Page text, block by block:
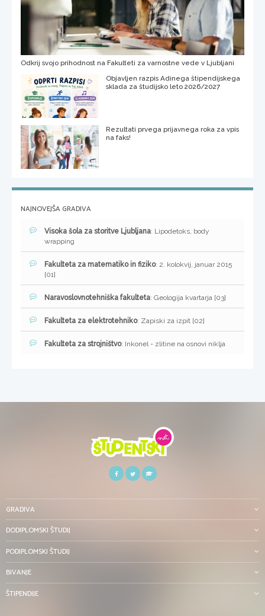
Odkrij svojo prihodnost na Fakulteti za varnostne vede v Ljubljani
Objavljen razpis Adinega štipendijskega
sklada za študijsko leto 2026/2027
Rezultati prvega prijavnega roka za vpis
na faks!
NAJNOVEJŠA GRADIVA
Visoka šola za storitve Ljubljana: Lipodetoks, body
wrapping
Fakulteta za matematiko in fiziko: 2. kolokvij, januar 2015
[01]
Naravoslovnotehniška fakulteta: Geologija kvartarja [03]
Fakulteta za elektrotehniko: Zapiski za izpit [02]
Fakulteta za strojništvo: Inkonel - zlitine na osnovi niklja
GRADIVA
DODIPLOMSKI ŠTUDIJ
PODIPLOMSKI ŠTUDIJ
BIVANJE
ŠTIPENDIJE